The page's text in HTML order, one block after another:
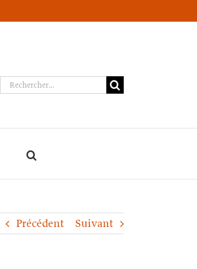
Rechercher:
Précédent Suivant